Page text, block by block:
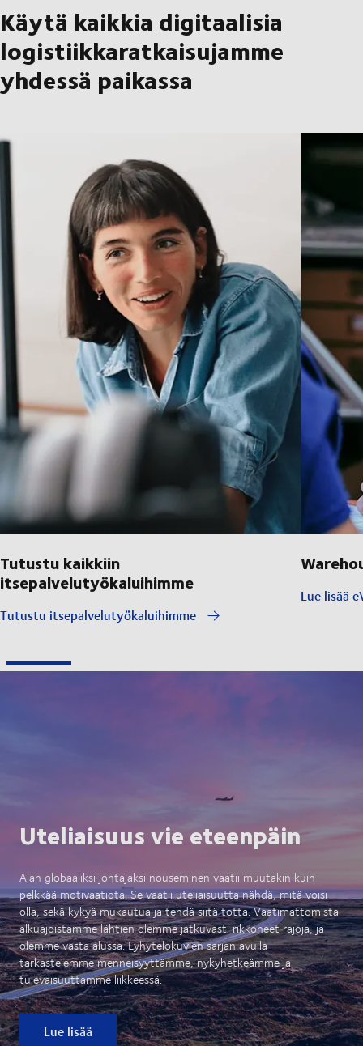
Käytä kaikkia digitaalisia
logistiikkaratkaisujamme
yhdessä paikassa
Tutustu kaikkiin
itsepalvelutyökaluihimme
Tutustu itsepalvelutyökaluihimme
Lue lisää
Uteliaisuus vie eteenpäin
Alan globaaliksi johtajaksi nouseminen vaatii muutakin kuin
pelkkää motivaatiota. Se vaatii uteliaisuutta nähdä, mitä voisi
olla, sekä kykyä mukautua ja tehdä siitä totta. Vaatimattomista
alkuajoistamme lähtien olemme jatkuvasti rikkoneet rajoja, ja
olemme vasta alussa. Lyhytelokuvien sarjan avulla
tarkastelemme menneisyyttämme, nykyhetkeämme ja
tulevaisuuttamme liikkeessä.
Lue lisää